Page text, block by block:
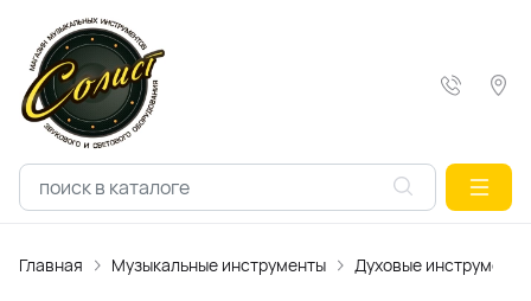
Главная Музыкальные инструменты Духовые инструменты